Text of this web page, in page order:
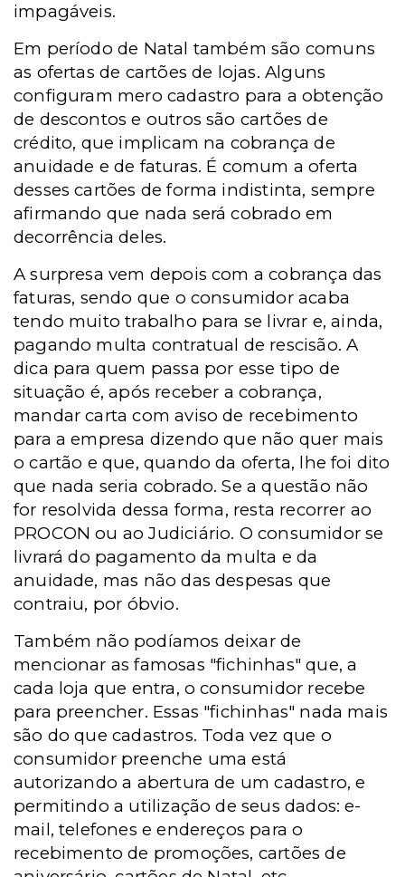
impagáveis.
Em período de Natal também são comuns
as ofertas de cartões de lojas. Alguns
configuram mero cadastro para a obtenção
de descontos e outros são cartões de
crédito, que implicam na cobrança de
anuidade e de faturas. É comum a oferta
desses cartões de forma indistinta, sempre
afirmando que nada será cobrado em
decorrência deles.
A surpresa vem depois com a cobrança das
faturas, sendo que o consumidor acaba
tendo muito trabalho para se livrar e, ainda,
pagando multa contratual de rescisão. A
dica para quem passa por esse tipo de
situação é, após receber a cobrança,
mandar carta com aviso de recebimento
para a empresa dizendo que não quer mais
o cartão e que, quando da oferta, lhe foi dito
que nada seria cobrado. Se a questão não
for resolvida dessa forma, resta recorrer ao
PROCON ou ao Judiciário. O consumidor se
livrará do pagamento da multa e da
anuidade, mas não das despesas que
contraiu, por óbvio.
Também não podíamos deixar de
mencionar as famosas "fichinhas" que, a
cada loja que entra, o consumidor recebe
para preencher. Essas "fichinhas" nada mais
são do que cadastros. Toda vez que o
consumidor preenche uma está
autorizando a abertura de um cadastro, e
permitindo a utilização de seus dados: e-
mail, telefones e endereços para o
recebimento de promoções, cartões de